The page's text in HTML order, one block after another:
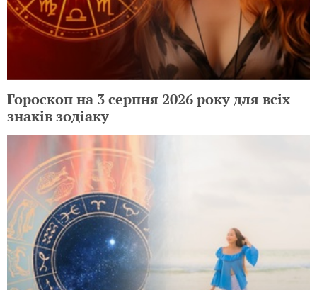
Гороскоп на 3 серпня 2026 року для всіх
знаків зодіаку